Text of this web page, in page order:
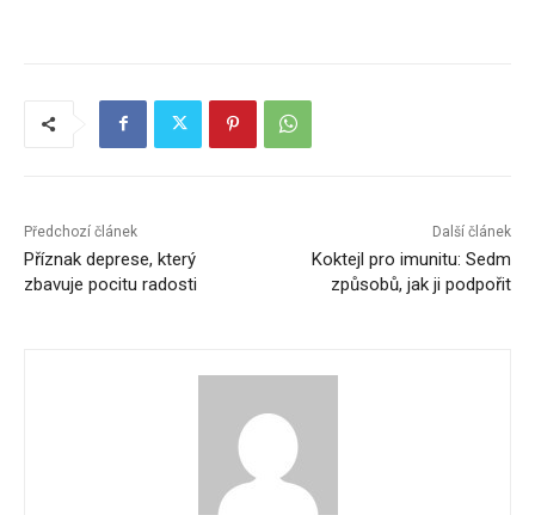
Předchozí článek
Příznak deprese, který
zbavuje pocitu radosti
Další článek
Koktejl pro imunitu: Sedm
způsobů, jak ji podpořit